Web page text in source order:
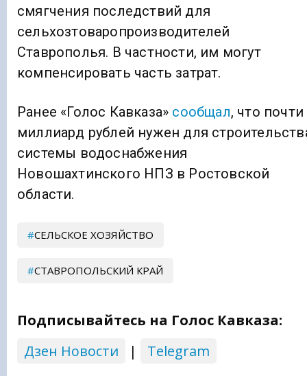
смягчения последствий для
сельхозтоваропроизводителей
Ставрополья. В частности, им могут
компенсировать часть затрат.
Ранее «Голос Кавказа» сообщал, что почти
миллиард рублей нужен для
системы водоснабжения
Новошахтинского НПЗ в Ростовской
области.
СЕЛЬСКОЕ ХОЗЯЙСТВО
СТАВРОПОЛЬСКИЙ КРАЙ
Подписывайтесь на Голос Кавказа:
Дзен Новости
| Telegram